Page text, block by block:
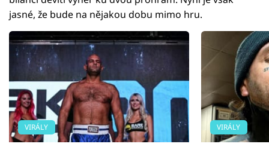
jasné, že bude na nějakou dobu mimo hru.
VIRÁLY VIRÁLY